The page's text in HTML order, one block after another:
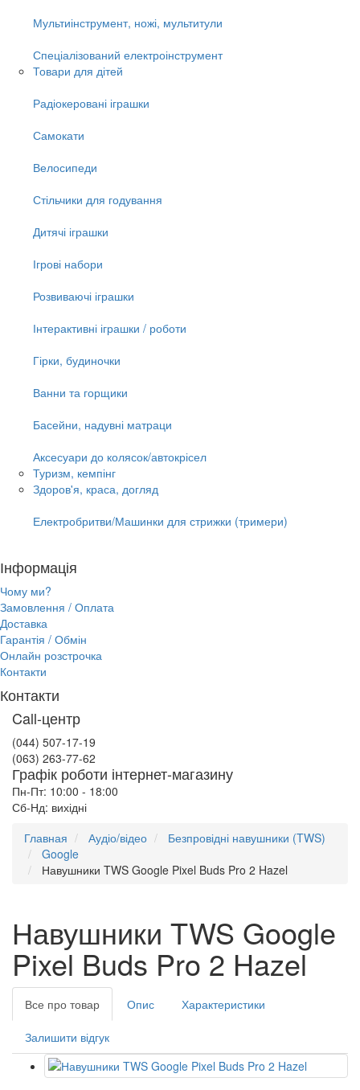
Мультиінструмент, ножі, мультитули
Спеціалізований електроінструмент
Товари для дітей
Радіокеровані іграшки
Самокати
Велосипеди
Стільчики для годування
Дитячі іграшки
Ігрові набори
Розвиваючі іграшки
Інтерактивні іграшки / роботи
Гірки, будиночки
Ванни та горщики
Басейни, надувні матраци
Аксесуари до колясок/автокрісел
Туризм, кемпінг
Здоров'я, краса, догляд
Електробритви/Машинки для стрижки (тримери)
Інформація
Чому ми?
Замовлення / Оплата
Доставка
Гарантія / Обмін
Онлайн розстрочка
Контакти
Контакти
Call-центр
(044) 507-17-19
(063) 263-77-62
Графік роботи інтернет-магазину
Пн-Пт: 10:00 - 18:00
Сб-Нд: вихідні
Главная
Аудіо/відео
Безпровідні навушники (TWS)
Google
Навушники TWS Google Pixel Buds Pro 2 Hazel
Навушники TWS Google
Pixel Buds Pro 2 Hazel
Все про товар Опис Характеристики
Залишити відгук